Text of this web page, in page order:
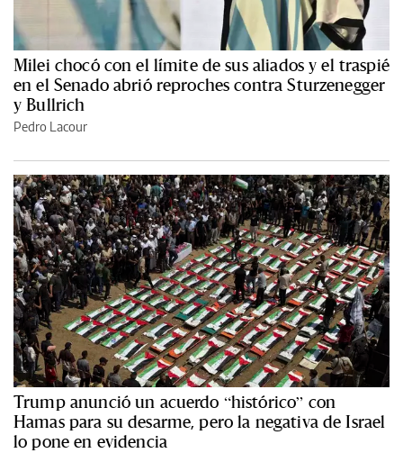
Milei chocó con el límite de sus aliados y el traspié
en el Senado abrió reproches contra Sturzenegger
y Bullrich
Pedro Lacour
Trump anunció un acuerdo “histórico” con
Hamas para su desarme, pero la negativa de Israel
lo pone en evidencia